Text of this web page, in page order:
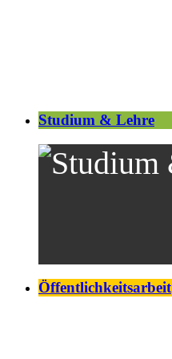
Studium & Lehre
Öffentlichkeitsarbeit